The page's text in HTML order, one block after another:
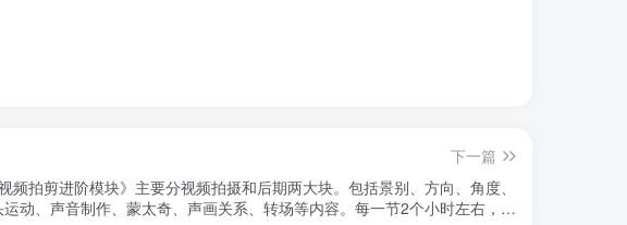
下一篇
频拍剪进阶模块》主要分视频拍摄和后期两大块。包括景别、方向、角度、
动、声音制作、蒙太奇、声画关系、转场等内容。每一节2个小时左右，共